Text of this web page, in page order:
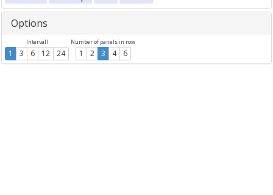
Options
Intervall
1 3 6 12 24
Number of panels in row
1 2 3 4 6